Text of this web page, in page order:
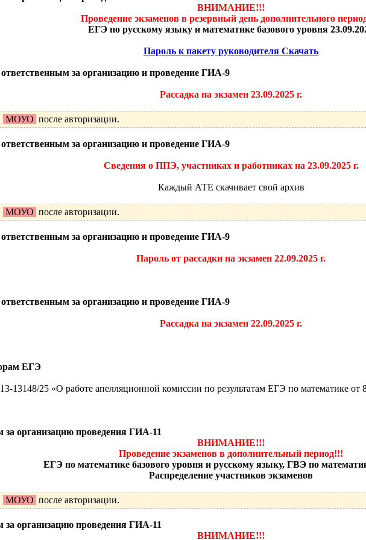
ВНИМАНИЕ!!!
Проведение экзаменов в резервный день дополнительного
ЕГЭ по русскому языку и математике базового уровня
Пароль к пакету руководителя Скачать
за организацию и проведение ГИА-9
Рассадка на экзамен 23.09.2025 г.
МОУО после авторизации.
за организацию и проведение ГИА-9
Сведения о ППЭ, участниках и работниках на 23.09.2025 г.
Каждый АТЕ скачивает свой архив
МОУО после авторизации.
за организацию и проведение ГИА-9
Пароль от рассадки на экзамен 22.09.2025 г.
за организацию и проведение ГИА-9
Рассадка на экзамен 22.09.2025 г.
ЕГЭ
25 «О работе апелляционной комиссии по результатам ЕГЭ по математике от 8
организацию проведения ГИА-11
ВНИМАНИЕ!!!
Проведение экзаменов в дополнительный период!!!
ЕГЭ по математике базового уровня и русскому языку, ГВЭ по
Распределение участников экзаменов
МОУО после авторизации.
организацию проведения ГИА-11
ВНИМАНИЕ!!!